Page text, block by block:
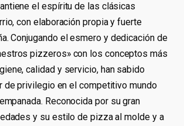
el espíritu de las clásicas
con elaboración propia y fuerte
Conjugando el esmero y dedicación de
pizzeros» con los conceptos más
calidad y servicio, han sabido
de privilegio en el competitivo mundo
Reconocida por su gran
y su estilo de pizza al molde y a